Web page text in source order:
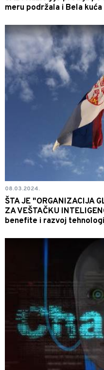
meru podržala i Bela kuća
08.03.2024.
ŠTA JE "ORGANIZACIJA
ZA VEŠTAČKU
benefite i razvoj